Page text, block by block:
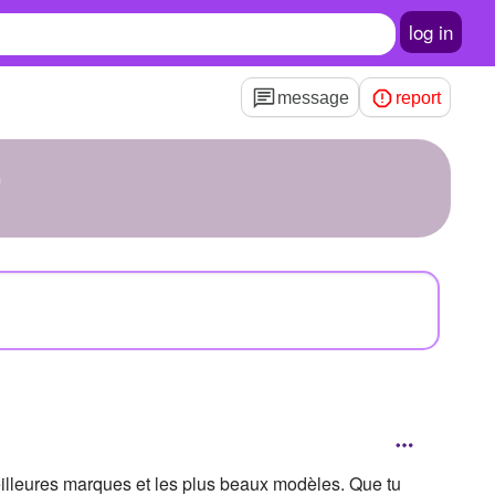
log in
message report
marques et les plus beaux modèles. Que tu